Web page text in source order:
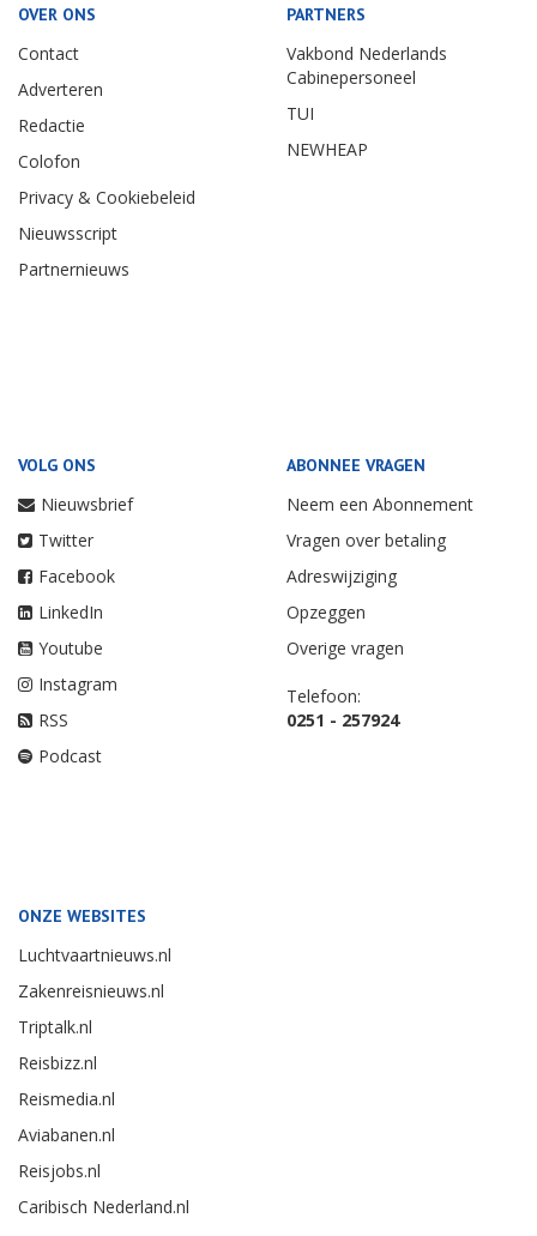
OVER ONS
Contact
Adverteren
Redactie
Colofon
Privacy & Cookiebeleid
Nieuwsscript
Partnernieuws
PARTNERS
Vakbond Nederlands
Cabinepersoneel
TUI
NEWHEAP
VOLG ONS
Nieuwsbrief
Twitter
Facebook
LinkedIn
Youtube
Instagram
RSS
Podcast
ABONNEE VRAGEN
Neem een Abonnement
Vragen over betaling
Adreswijziging
Opzeggen
Overige vragen
Telefoon:
0251 - 257924
ONZE WEBSITES
Luchtvaartnieuws.nl
Zakenreisnieuws.nl
Triptalk.nl
Reisbizz.nl
Reismedia.nl
Aviabanen.nl
Reisjobs.nl
Caribisch Nederland.nl